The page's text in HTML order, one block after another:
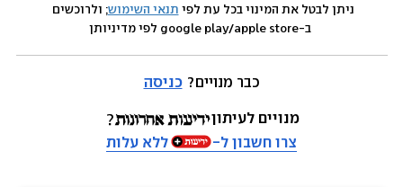
ניתן לבטל את המינוי בכל עת לפי תנאי השימוש; ולרוכשים
כבר מנויים? כניסה
מנויים לעיתון
צרו חשבון ל-
ללא עלות